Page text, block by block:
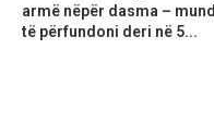
armë nëpër dasma – mund
të përfundoni deri në 5...